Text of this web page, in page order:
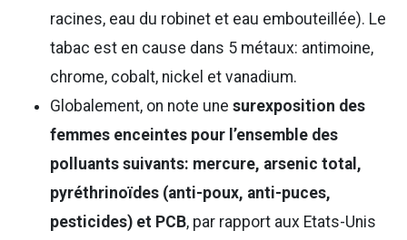
racines, eau du robinet et eau embouteillée). Le
tabac est en cause dans 5 métaux: antimoine,
chrome, cobalt, nickel et vanadium.
Globalement, on note une surexposition des
femmes enceintes pour l’ensemble des
polluants suivants: mercure, arsenic total,
pyréthrinoïdes (anti-poux, anti-puces,
pesticides) et PCB, par rapport aux Etats-Unis